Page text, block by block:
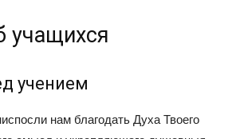
учащихся
учением
нам благодать Духа Твоего